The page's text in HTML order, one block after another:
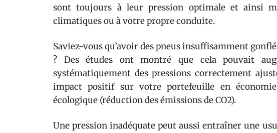
sont toujours à leur pression optimale et ainsi
climatiques ou à votre propre conduite.
Saviez-vous qu’avoir des pneus insuffisamment
? Des études ont montré que cela pouvait
systématiquement des pressions correctement
impact positif sur votre portefeuille en
écologique (réduction des émissions de CO2).
Une pression inadéquate peut aussi entraîner une